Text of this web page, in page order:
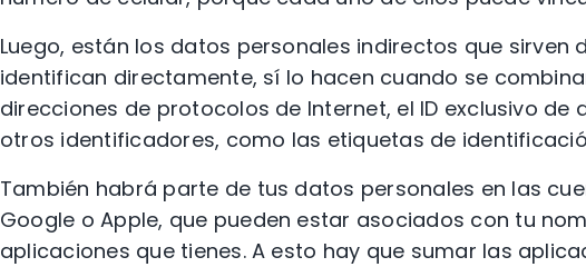
Luego, están los datos personales indirectos que sirven
identifican directamente, sí lo hacen cuando se
direcciones de protocolos de Internet, el ID exclusivo
otros identificadores, como las etiquetas de
También habrá parte de tus datos personales en las
Google o Apple, que pueden estar asociados con tu
aplicaciones que tienes. A esto hay que sumar las